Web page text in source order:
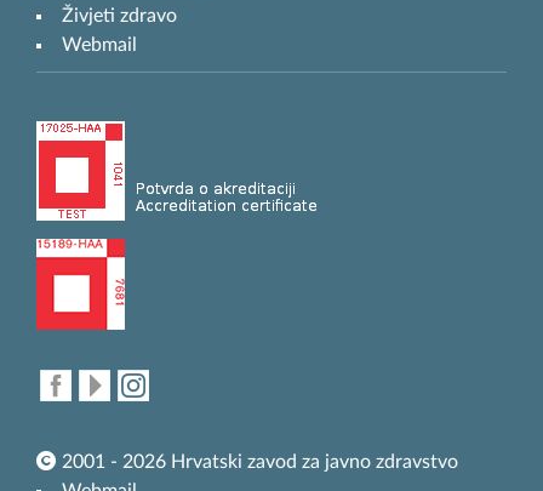
Živjeti zdravo
Webmail
2001 - 2026 Hrvatski zavod za javno zdravstvo